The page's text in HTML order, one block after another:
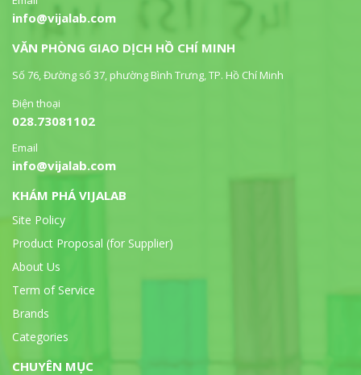
info@vijalab.com
VĂN PHÒNG GIAO DỊCH HỒ CHÍ MINH
Số 76, Đường số 37, phường Bình Trưng, TP. Hồ Chí Minh
Điện thoại
028.73081102
Email
info@vijalab.com
KHÁM PHÁ VIJALAB
Site Policy
Product Proposal (for Supplier)
About Us
Term of Service
Brands
Categories
CHUYÊN MỤC